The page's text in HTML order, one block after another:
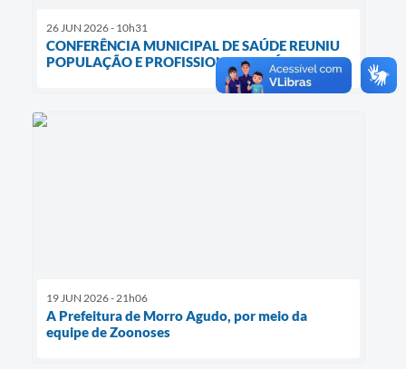
26 JUN 2026 - 10h31
CONFERÊNCIA MUNICIPAL DE SAÚDE REUNIU
POPULAÇÃO E PROFISSIONAIS DA ÁREA
19 JUN 2026 - 21h06
A Prefeitura de Morro Agudo, por meio da
equipe de Zoonoses